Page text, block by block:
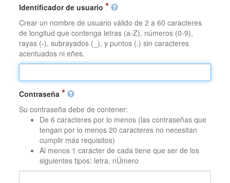
Identificador de usuario
Crear un nombre de usuario válido de 2 a 60 caracteres
de longitud que contenga letras (a-Z), números (0-9),
rayas (-), subrayados (_), y puntos (.) sin caracteres
acentuados ni eñes.
Contraseña
Su contraseña debe de contener:
De 6 caracteres por lo menos (las contraseñas que
tengan por lo menos 20 caracteres no necesitan
cumplir más requisitos)
Al menos 1 carácter de cada tiene que ser de los
siguientes tipos: letra, nÚmero